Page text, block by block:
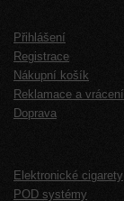
Přihlášení
Registrace
Nákupní košík
Reklamace a vrácení
Doprava
Elektronické cigarety
POD systémy